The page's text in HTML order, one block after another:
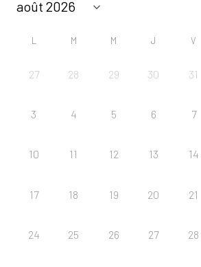
L M M J V
27 28 29 30 31
3 4 5 6 7
10 11 12 13 14
17 18 19 20 21
24 25 26 27 28